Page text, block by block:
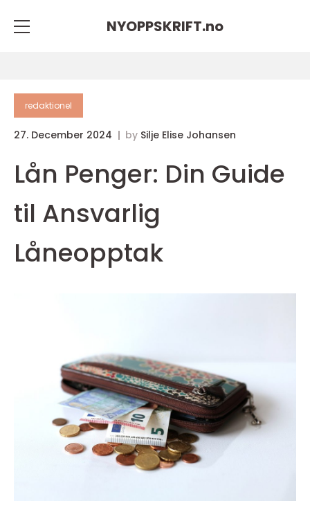
NYOPPSKRIFT.no
redaktionel
27. December 2024 by Silje Elise Johansen
Lån Penger: Din Guide
til Ansvarlig
Låneopptak